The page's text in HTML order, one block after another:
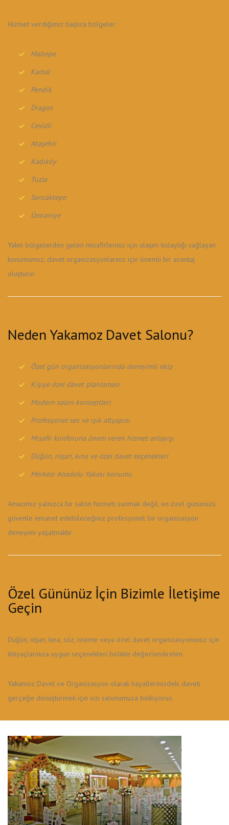
Hizmet verdiğimiz başlıca bölgeler:
Maltepe
Kartal
Pendik
Dragos
Cevizli
Ataşehir
Kadıköy
Tuzla
Sancaktepe
Ümraniye
Yakın bölgelerden gelen misafirleriniz için ulaşım kolaylığı sağlayan
konumumuz, davet organizasyonlarınız için önemli bir avantaj
oluşturur.
Neden Yakamoz Davet Salonu?
Özel gün organizasyonlarında deneyimli ekip
Kişiye özel davet planlaması
Modern salon konseptleri
Profesyonel ses ve ışık altyapısı
Misafir konforuna önem veren hizmet anlayışı
Düğün, nişan, kına ve özel davet seçenekleri
Merkezi Anadolu Yakası konumu
Amacımız yalnızca bir salon hizmeti sunmak değil, en özel gününüzü
güvenle emanet edebileceğiniz profesyonel bir organizasyon
deneyimi yaşatmaktır.
Özel Gününüz İçin Bizimle İletişime
Geçin
Düğün, nişan, kına, söz, isteme veya özel davet organizasyonunuz için
ihtiyaçlarınıza uygun seçenekleri birlikte değerlendirelim.
Yakamoz Davet ve Organizasyon olarak hayallerinizdeki daveti
gerçeğe dönüştürmek için sizi salonumuza bekliyoruz.